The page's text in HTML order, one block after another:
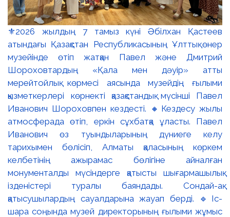
⚜️2026 жылдың 7 тамыз күні Әбілхан Қастеев
атындағы Қазақстан Республикасының Ұлттық өнер
музейінде өтіп жатқан Павел және Дмитрий
Шороховтардың «Қала мен дәуір» атты
мерейтойлық көрмесі аясында музейдің ғылыми
қызметкерлері көрнекті қазақстандық мүсінші Павел
Иванович Шороховпен кездесті. 🔸Кездесу жылы
атмосферада өтіп, еркін сұхбатқа ұласты. Павел
Иванович өз туындыларының дүниеге келу
тарихымен бөлісіп, Алматы қаласының көркем
келбетінің ажырамас бөлігіне айналған
монументалды мүсіндерге қатысты шығармашылық
ізденістері туралы баяндады. Сондай-ақ
қатысушылардың сауалдарына жауап берді. 🔹Іс-
шара соңында музей директорының ғылыми жұмыс